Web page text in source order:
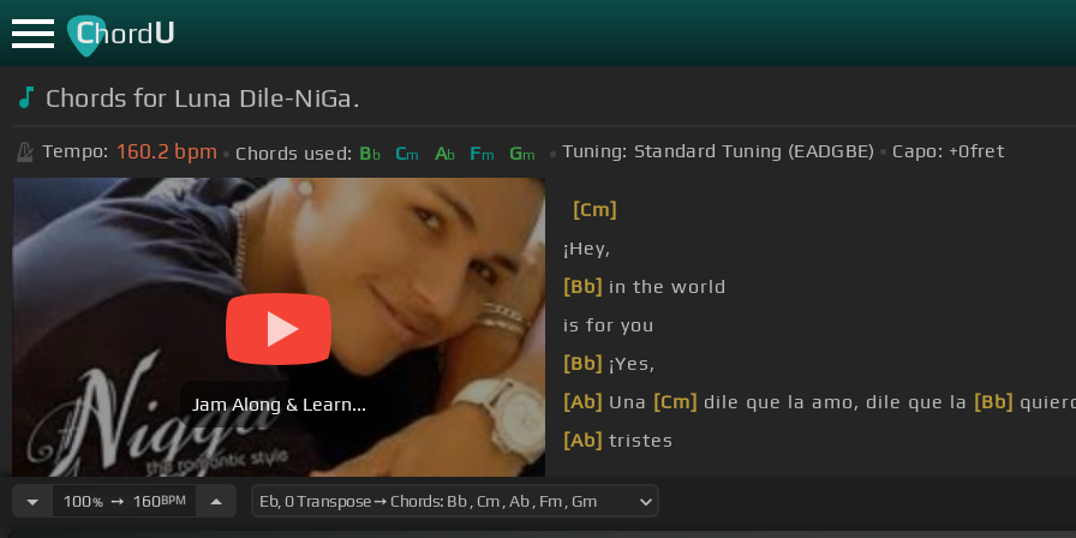
ChordU
Chords for Luna Dile-NiGa.
Tempo: 160.2 bpm Chords used: Bb Cm Ab Fm Gm Tuning: Standard Tuning (EADGBE) Capo: +0fret
Jam Along & Learn...
[Cm]
¡Hey,
[Bb] in the world
is for you
[Bb] ¡Yes,
[Ab] Una [Cm] dile que la amo, dile que la [Bb]
[Ab] tristes
100%➙ 160BPM